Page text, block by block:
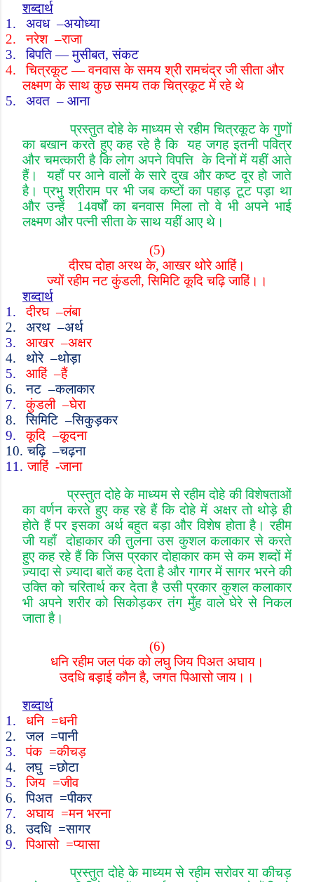
शब्दार्थ
1.
अवध –अयोध्या
2.
नरेश –राजा
3.
बिपति—मुसीबत,संकट
4.
चित्रकूट—वनवास के समय श्री रामचंद्र जी सीता और
लक्ष्मण के साथ कुछ समय तक चित्रकूट में रहे थे
5.
अवत – आना
प्रस्तुत दोहे के माध्यम से रहीम चित्रकूट के गुणों
का बखान करते हुए कह रहे है कि यह जगह इतनी पवित्र
और चमत्कारी है कि लोग अपने विपत्ति के दिनों में यहीं आते
हैं। यहाँ पर आने वालों के सारे दुख और कष्ट दूर हो जाते
है। प्रभु श्रीराम पर भी जब कष्टों का पहाड़ टूट पड़ा था
और उन्हें
14वर्षों का बनवास मिला तो वे भी अपने भाई
लक्ष्मण और पत्नी सीता के साथ यहीं आए थे।
(5)
दीरघ दोहा अरथ के, आखर थोरे आहिं।
ज्यों रहीम नट कुंडली,सिमिटि कूदि चढ़ि जाहिं।।
शब्दार्थ
1.
दीरघ –लंबा
2.
अरथ –अर्थ
3.
आखर –अक्षर
4.
थोरे –थोड़ा
5.
आहिं –हैं
6.
नट –कलाकार
7.
कुंडली –घेरा
8.
सिमिटि –सिकुड़कर
9.
कूदि –कूदना
10. चढ़ि –चढ़ना
11. जाहिं -जाना
प्रस्तुत दोहे के माध्यम से रहीम दोहे की विशेषताओं
का वर्णन करते हुए कह रहे हैं कि दोहे में अक्षर तो थोड़े ही
होते हैं पर इसका अर्थ बहुत बड़ा और विशेष होता है। रहीम
जी यहाँ दोहाकार की तुलना उस कुशल कलाकार से करते
हुए कह रहे हैं कि जिस प्रकार दोहाकार कम से कम शब्दों में
ज़्यादा से ज़्यादा बातें कह देता है और गागर में सागर भरने की
उक्ति को चरितार्थ कर देता है उसी प्रकार कुशल कलाकार
भी अपने शरीर को सिकोड़कर तंग मुँह वाले घेरे से निकल
जाता है।
(6)
धनि रहीम जल पंक को लघु जिय पिअत अघाय।
उदधि बड़ाई कौन है,जगत पिआसो जाय।।
शब्दार्थ
1.
धनि =धनी
2.
जल =पानी
3.
पंक =कीचड़
4.
लघु =छोटा
5.
जिय =जीव
6.
पिअत =पीकर
7.
अघाय =मन भरना
8.
उदधि =सागर
9.
पिआसो =प्यासा
प्रस्तुत दोहे के माध्यम से रहीम सरोवर या कीचड़